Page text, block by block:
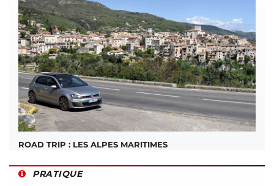
ROAD TRIP : LES ALPES MARITIMES
PRATIQUE